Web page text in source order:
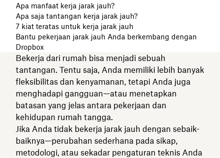
Apa manfaat kerja jarak jauh?
Apa saja tantangan kerja jarak jauh?
7 kiat teratas untuk kerja jarak jauh
Bantu pekerjaan jarak jauh Anda berkembang dengan
Dropbox
Bekerja dari rumah bisa menjadi sebuah
tantangan. Tentu saja, Anda memiliki lebih banyak
fleksibilitas dan kenyamanan, tetapi Anda juga
menghadapi gangguan—atau menetapkan
batasan yang jelas antara pekerjaan dan
kehidupan rumah tangga.
Jika Anda tidak bekerja jarak jauh dengan sebaik-
baiknya—perubahan sederhana pada sikap,
metodologi, atau sekadar pengaturan teknis Anda